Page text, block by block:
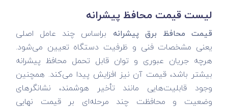
لیست قیمت محافظ پیشرانه
قیمت محافظ برق پیشرانه براساس چند عامل اصلی
یعنی مشخصات فنی و ظرفیت دستگاه تعیین می‌شود.
هرچه جریان عبوری و توان قابل تحمل محافظ پیشرانه
بیشتر باشد، قیمت آن نیز افزایش پیدا می‌کند. همچنین
وجود قابلیت‌هایی مانند تأخیر هوشمند، نشانگرهای
وضعیت و محافظت چند مرحله‌ای بر قیمت نهایی